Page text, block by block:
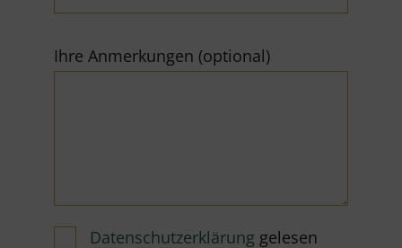
Ihre Anmerkungen (optional)
Datenschutzerklärung gelesen